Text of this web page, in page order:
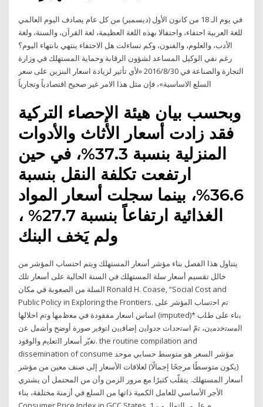
في يوم الـ 18 من كانون الأول (ديسمبر) من كل عام يصادف اليوم العالمي
للغة العربية احتفاء، واحتفالا بهذه اللغة العظيمة، لغة القرآن، والسنة، ولغة
الأدب، والعلوم، والفنون، وكم تساءلت هل الاحتفاء ينتهي بانتهاء اليوم؟
رغم نفي الوكيل المساعد لشؤون الرقابة وحماية المستهلك في وزارة
التجارة والصناعة في 2016/8/30 «لأي تأثير لزيادة اسعار البنزين على سعر
السلع الاساسية»، فإن مثل هذا الامر غير صحيح اقتصادياً وتجارياً
وبحسب بيان هيئة الإحصاء التركية
فقد زادت أسعار الأثاث والأدوات
المنزلية بنسبة 37.3%، في حين
ارتفعت تكلفة النقل بنسبة
36.6%، بينما سجلت أسعار المواد
الغذائية ارتفاعاً بنسبة 27.7% ،
ولم يَخف البنك
يتناول هذا الفصل بناء مؤشر أسعار المستهلك ويتم احتساب المؤشر من
خالل تقسيم أسعار سلة المستهلك في السنة الحالية على أسعار تلك
السلة من الصعوبة في مكان Ronald H. Coase, “Social Cost and
Public Policy in Exploring the Frontiers. ﺗﻡ ﺍﺣﺗﺳﺎﺏ ﺍﻟﻣﺅﺷﺭ ﻋﻠﻰ
ﺍﺳﺎﺱ ﺍﺳﻌﺎﺭ ﻣﻔﻘﻭﺩﺓ ﻓﻲ ﻣﻌﻅﻣﻬﺎ ﻭﺗﻡ ﺍﺣﻼﻟﻬﺎ (imputed)* ﺑﻧﺎء ﻋﻠﻰ ﻁﻠﺏ
ﺍﻟﻣﺳﺗﺧﺩﻣﻳﻥ، ﺗﻡّ ﺍﺳﺗﺣﺩﺍﺙ ﺟﺩﻭﻟﻳﻥ ﺇﺿﺎﻓﻳﻳﻥ ﻟﺗﻭﻓﻳﺭ ﺻﻭﺭﺓ ﺃﻭﺿﺢ ﻭﺃﺷﻣﻝ ﻋﻥ
ﺗﻐﻳّﺭ ﺃﺳﻌﺎﺭ ﺍﻟﺗﻌﻠﻳﻡ ﻭﺍﻟﻭﻗﻭﺩ. the routine compilation and
dissemination of consume مؤشر السعر هو متوسط حسابي موحد
(يكون متوسطًا مرجحًا إجمالًا) لعلاقات الأسعار إلى صنف معين من مؤشر
أسعار المستهلك. يتقلّب كثيرًا مع مرور الزمن وأن من المحتمل أن يشتري
الأجر الأساسي للعامل الكمية ذاتها من السلع في أزمنة مختلفة، بناء